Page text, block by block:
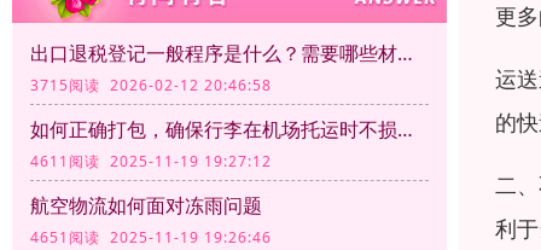
出口退税登记一般程序是什么？需要哪些材料？
3715阅读 2026-02-12 20:46:58
如何正确打包，确保行李在机场托运时不损坏？
4611阅读 2025-11-19 19:27:12
航空物流如何面对冻雨问题
4651阅读 2025-11-19 19:26:46
更
运
的
二
利